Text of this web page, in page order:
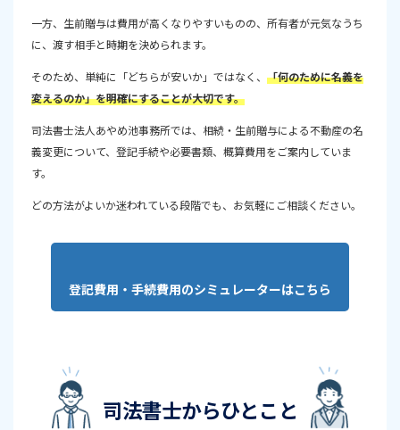
一方、生前贈与は費用が高くなりやすいものの、所有者が元気なうち
に、渡す相手と時期を決められます。
そのため、単純に「どちらが安いか」ではなく、 「何のために名義を
変えるのか」を明確にすることが大切です。
司法書士法人あやめ池事務所では、相続・生前贈与による不動産の名
義変更について、登記手続や必要書類、概算費用をご案内していま
す。
どの方法がよいか迷われている段階でも、お気軽にご相談ください。
登記費用・手続費用のシミュレーターはこちら
司法書士からひとこと